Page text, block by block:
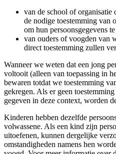
van de school of organisatie
de nodige toestemming van
om hun persoonsgegevens
van ouders of voogden van
direct toestemming zullen
Wanneer we weten dat een jong
voltooit (alleen van toepassing in
bewaren totdat we toestemming
gekregen. Als er geen
gegeven in deze context, worden
Kinderen hebben dezelfde
volwassene. Als een kind zijn
uitoefenen, kunnen dergelijke
omstandigheden namens hen